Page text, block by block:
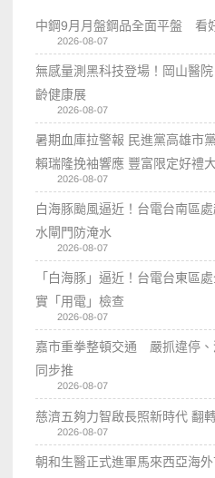
中鋼9月月盤鋼品全面平盤 看
2026-08-07
無感量測黑科技登場！岡山醫
齡健康展
2026-08-07
暑期血庫拉警報 民進黨高雄市
賴瑞隆挽袖響應 豐富限定好禮
2026-08-07
白海豚颱風逼近！台電台南區
水閘門防淹水
2026-08-07
「白海豚」逼近！台電台東區
實「用電」檢查
2026-08-07
嘉市重拳整頓交通 嚴抓違停
同步推
2026-08-07
慈濟五夠力智啟長照新時代 翻
2026-08-07
朝和生醫正式進軍馬來西亞海